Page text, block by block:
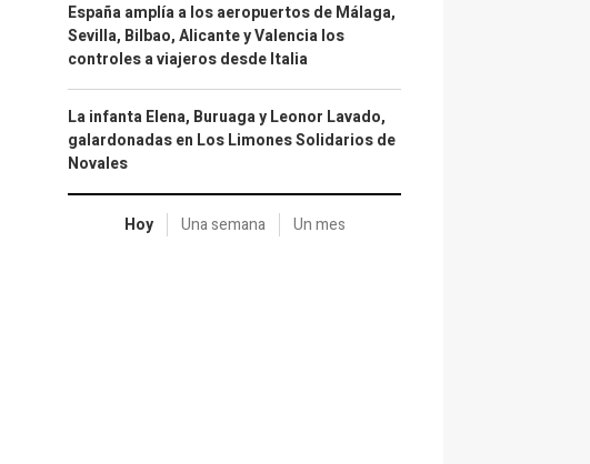
España amplía a los aeropuertos de Málaga,
Sevilla, Bilbao, Alicante y Valencia los
controles a viajeros desde Italia
La infanta Elena, Buruaga y Leonor Lavado,
galardonadas en Los Limones Solidarios de
Novales
Hoy Una semana Un mes